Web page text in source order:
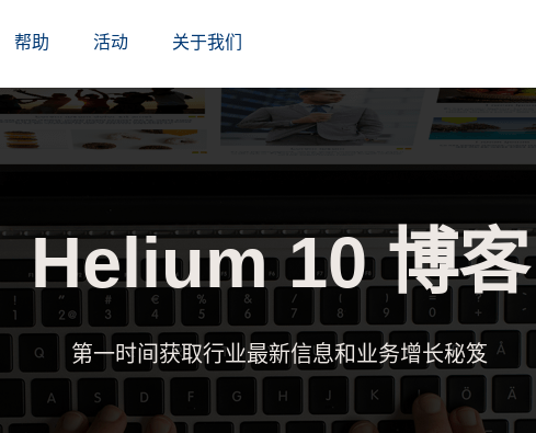
帮助 活动 关于我们
Helium 10 博客
第一时间获取行业最新信息和业务增长秘笈